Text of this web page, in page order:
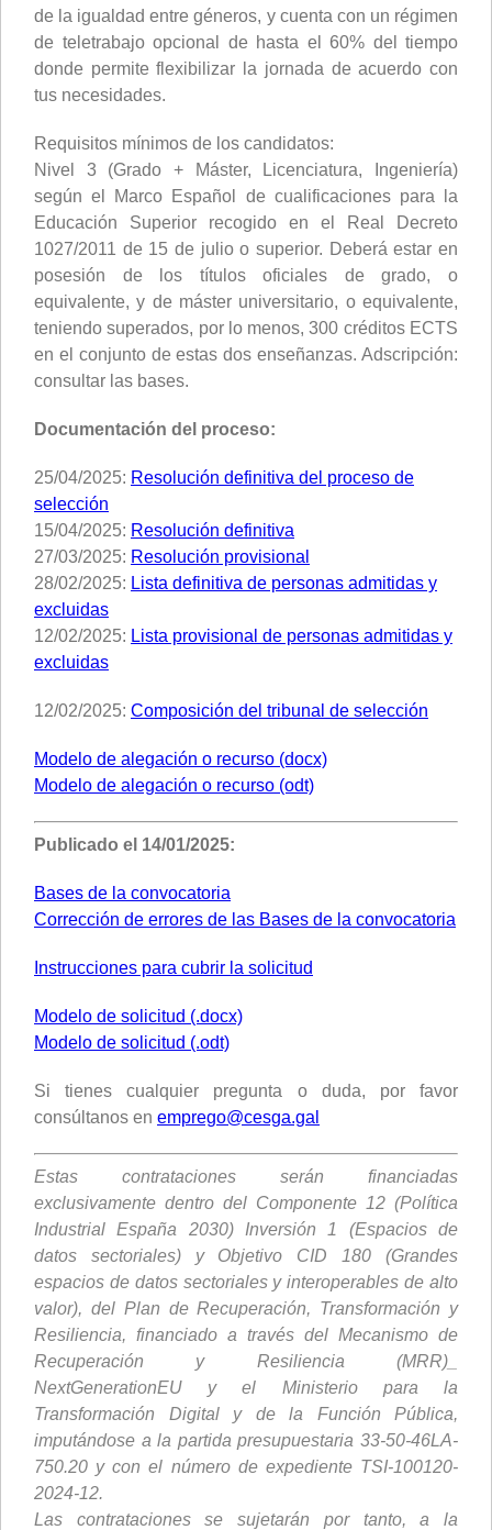
de la igualdad entre géneros, y cuenta con un régimen
de teletrabajo opcional de hasta el 60% del tiempo
donde permite flexibilizar la jornada de acuerdo con
tus necesidades.
Requisitos mínimos de los candidatos:
Nivel 3 (Grado + Máster, Licenciatura, Ingeniería)
según el Marco Español de cualificaciones para la
Educación Superior recogido en el Real Decreto
1027/2011 de 15 de julio o superior. Deberá estar en
posesión de los títulos oficiales de grado, o
equivalente, y de máster universitario, o equivalente,
teniendo superados, por lo menos, 300 créditos ECTS
en el conjunto de estas dos enseñanzas. Adscripción:
consultar las bases.
Documentación del proceso:
25/04/2025: Resolución definitiva del proceso de
selección
15/04/2025: Resolución definitiva
27/03/2025: Resolución provisional
28/02/2025: Lista definitiva de personas admitidas y
excluidas
12/02/2025: Lista provisional de personas admitidas y
excluidas
12/02/2025: Composición del tribunal de selección
Modelo de alegación o recurso (docx)
Modelo de alegación o recurso (odt)
Publicado el 14/01/2025:
Bases de la convocatoria
Corrección de errores de las Bases de la convocatoria
Instrucciones para cubrir la solicitud
Modelo de solicitud (.docx)
Modelo de solicitud (.odt)
Si tienes cualquier pregunta o duda, por favor
consúltanos en emprego@cesga.gal
Estas contrataciones serán financiadas
exclusivamente dentro del Componente 12 (Política
Industrial España 2030) Inversión 1 (Espacios de
datos sectoriales) y Objetivo CID 180 (Grandes
espacios de datos sectoriales y interoperables de alto
valor), del Plan de Recuperación, Transformación y
Resiliencia, financiado a través del Mecanismo de
Recuperación y Resiliencia (MRR)_
NextGenerationEU y el Ministerio para la
Transformación Digital y de la Función Pública,
imputándose a la partida presupuestaria 33-50-46LA-
750.20 y con el número de expediente TSI-100120-
2024-12.
Las contrataciones se sujetarán por tanto, a la